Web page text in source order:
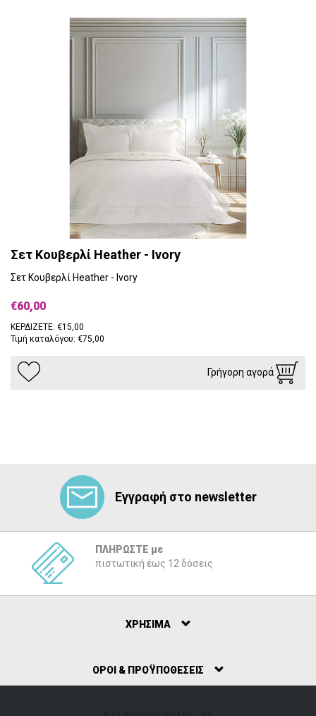
Σετ Κουβερλί Heather - Ivory
Σετ Κουβερλί Heather - Ivory
€60,00
ΚΕΡΔΙΖΕΤΕ: €15,00
Τιμή καταλόγου: €75,00
Γρήγορη αγορά
Εγγραφή στο newsletter
ΠΛΗΡΩΣΤΕ με
πιστωτική έως 12 δόσεις
ΧΡΗΣΙΜΑ
ΟΡΟΙ & ΠΡΟΫΠΟΘΕΣΕΙΣ